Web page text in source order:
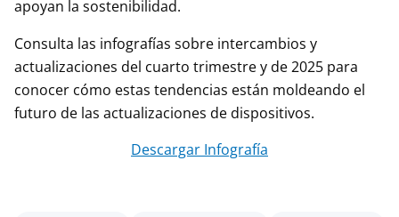
apoyan la sostenibilidad.
Consulta las infografías sobre intercambios y
actualizaciones del cuarto trimestre y de 2025 para
conocer cómo estas tendencias están moldeando el
futuro de las actualizaciones de dispositivos.
Descargar Infografía